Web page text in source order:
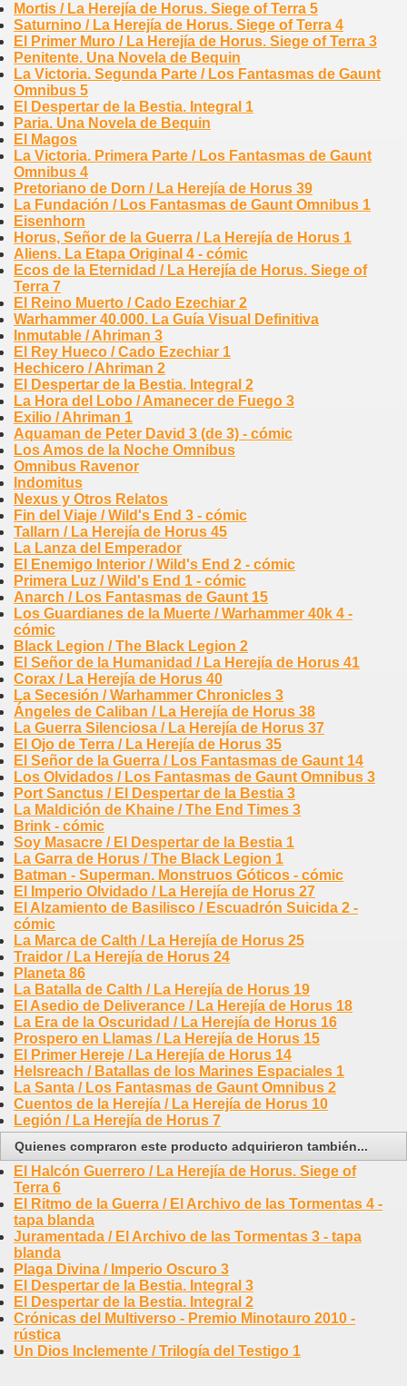
Mortis / La Herejía de Horus. Siege of Terra 5
Saturnino / La Herejía de Horus. Siege of Terra 4
El Primer Muro / La Herejía de Horus. Siege of Terra 3
Penitente. Una Novela de Bequin
La Victoria. Segunda Parte / Los Fantasmas de Gaunt
Omnibus 5
El Despertar de la Bestia. Integral 1
Paria. Una Novela de Bequin
El Magos
La Victoria. Primera Parte / Los Fantasmas de Gaunt
Omnibus 4
Pretoriano de Dorn / La Herejía de Horus 39
La Fundación / Los Fantasmas de Gaunt Omnibus 1
Eisenhorn
Horus, Señor de la Guerra / La Herejía de Horus 1
Aliens. La Etapa Original 4 - cómic
Ecos de la Eternidad / La Herejía de Horus. Siege of
Terra 7
El Reino Muerto / Cado Ezechiar 2
Warhammer 40.000. La Guía Visual Definitiva
Inmutable / Ahriman 3
El Rey Hueco / Cado Ezechiar 1
Hechicero / Ahriman 2
El Despertar de la Bestia. Integral 2
La Hora del Lobo / Amanecer de Fuego 3
Exilio / Ahriman 1
Aquaman de Peter David 3 (de 3) - cómic
Los Amos de la Noche Omnibus
Omnibus Ravenor
Indomitus
Nexus y Otros Relatos
Fin del Viaje / Wild's End 3 - cómic
Tallarn / La Herejía de Horus 45
La Lanza del Emperador
El Enemigo Interior / Wild's End 2 - cómic
Primera Luz / Wild's End 1 - cómic
Anarch / Los Fantasmas de Gaunt 15
Los Guardianes de la Muerte / Warhammer 40k 4 -
cómic
Black Legion / The Black Legion 2
El Señor de la Humanidad / La Herejía de Horus 41
Corax / La Herejía de Horus 40
La Secesión / Warhammer Chronicles 3
Ángeles de Caliban / La Herejía de Horus 38
La Guerra Silenciosa / La Herejía de Horus 37
El Ojo de Terra / La Herejía de Horus 35
El Señor de la Guerra / Los Fantasmas de Gaunt 14
Los Olvidados / Los Fantasmas de Gaunt Omnibus 3
Port Sanctus / El Despertar de la Bestia 3
La Maldición de Khaine / The End Times 3
Brink - cómic
Soy Masacre / El Despertar de la Bestia 1
La Garra de Horus / The Black Legion 1
Batman - Superman. Monstruos Góticos - cómic
El Imperio Olvidado / La Herejía de Horus 27
El Alzamiento de Basilisco / Escuadrón Suicida 2 -
cómic
La Marca de Calth / La Herejía de Horus 25
Traidor / La Herejía de Horus 24
Planeta 86
La Batalla de Calth / La Herejía de Horus 19
El Asedio de Deliverance / La Herejía de Horus 18
La Era de la Oscuridad / La Herejía de Horus 16
Prospero en Llamas / La Herejía de Horus 15
El Primer Hereje / La Herejía de Horus 14
Helsreach / Batallas de los Marines Espaciales 1
La Santa / Los Fantasmas de Gaunt Omnibus 2
Cuentos de la Herejía / La Herejía de Horus 10
Legión / La Herejía de Horus 7
Quienes compraron este producto adquirieron también...
El Halcón Guerrero / La Herejía de Horus. Siege of
Terra 6
El Ritmo de la Guerra / El Archivo de las Tormentas 4 -
tapa blanda
Juramentada / El Archivo de las Tormentas 3 - tapa
blanda
Plaga Divina / Imperio Oscuro 3
El Despertar de la Bestia. Integral 3
El Despertar de la Bestia. Integral 2
Crónicas del Multiverso - Premio Minotauro 2010 -
rústica
Un Dios Inclemente / Trilogía del Testigo 1